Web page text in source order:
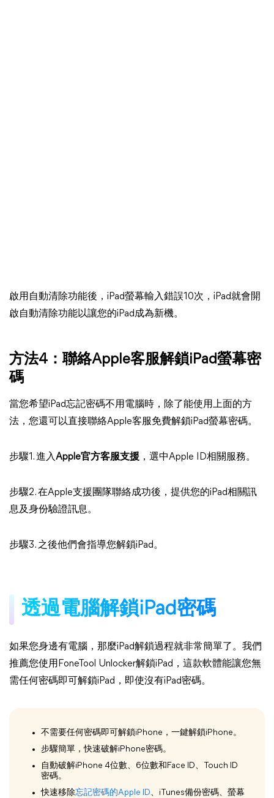
啟用自動清除功能後，iPad螢幕輸入錯誤10次，iPad就會開
啟自動清除功能以讓您的iPad成為新機。
方法4：聯絡Apple客服解鎖iPad螢幕密
碼
當您希望iPad忘記密碼不用電腦時，除了能使用上面的方
法，您還可以直接聯絡Apple客服免費解鎖iPad螢幕密碼。
步驟1. 進入Apple官方客服支援 ，選中Apple ID相關服務。
步驟2. 在Apple支援團隊聯絡成功後，提供您的iPad相關訊
息及身份驗證訊息。
步驟3. 之後他們會指導您解鎖iPad。
透過電腦解鎖iPad密碼
如果您身邊有電腦，那麼iPad解鎖過程就非常簡單了。我們
推薦您使用FoneTool Unlocker解鎖iPad，這款軟體能讓您無
需任何密碼即可解鎖iPad，即使沒有iPad密碼。
不需要任何密碼即可解鎖iPhone，一鍵解鎖iPhone。
步驟簡單，快速破解iPhone密碼。
自動破解iPhone 4位數、6位數和Face ID、Touch ID
密碼。
快速移除忘記密碼的Apple ID、iTunes備份密碼、螢幕